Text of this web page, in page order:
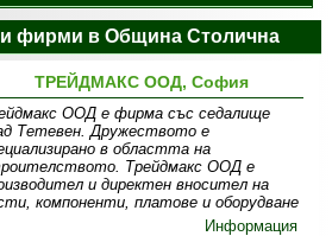
фирми в Община Столична
ТРЕЙДМАКС ООД, София
ООД е фирма със седалище
Тетевен. Дружеството е
в областта на
Трейдмакс ООД е
и директен вносител на
компоненти, платове и оборудване
Информация